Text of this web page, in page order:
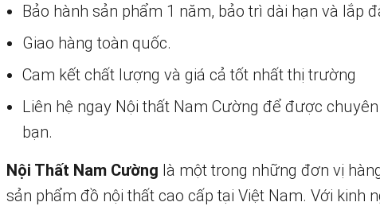
Bảo hành sản phẩm 1 năm, bảo trì dài hạn và lắp
Giao hàng toàn quốc.
Cam kết chất lượng và giá cả tốt nhất thị trường
Liên hệ ngay Nội thất Nam Cường để được
bạn.
Nội Thất Nam Cường là một trong những đơn vị
sản phẩm đồ nội thất cao cấp tại Việt Nam. Với kinh